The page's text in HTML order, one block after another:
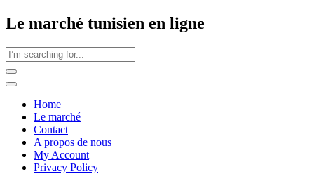
Le marché tunisien en ligne
Home
Le marché
Contact
A propos de nous
My Account
Privacy Policy